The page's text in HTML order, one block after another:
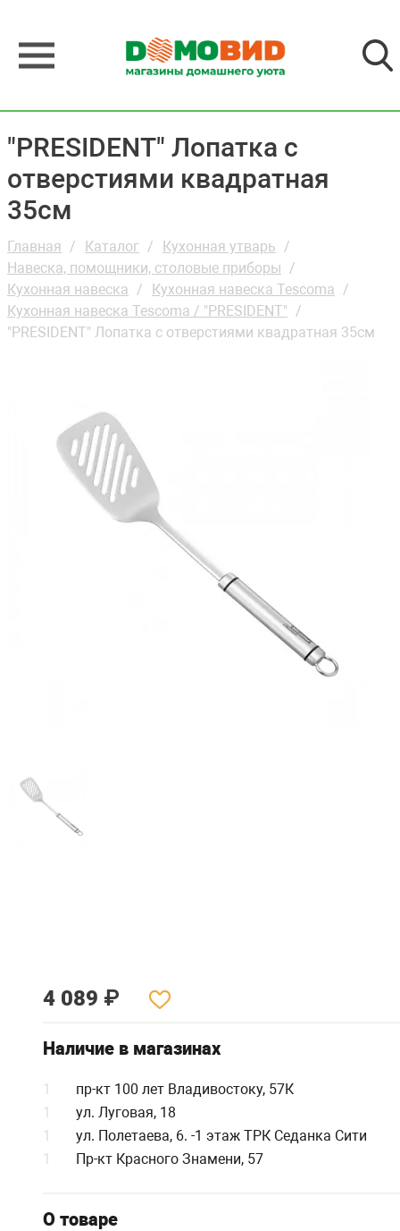
"PRESIDENT" Лопатка с
отверстиями квадратная
35см
Главная Каталог
Кухонная утварь
Навеска, помощники, столовые приборы
Кухонная навеска
Кухонная навеска Tescoma
Кухонная навеска Tescoma / "PRESIDENT"
"PRESIDENT" Лопатка с отверстиями квадратная 35см
4 089 ₽
Наличие в магазинах
1
пр-кт 100 лет Владивостоку, 57К
1
ул. Луговая, 18
1
ул. Полетаева, 6. -1 этаж ТРК Седанка Сити
1
Пр-кт Красного Знамени, 57
О товаре